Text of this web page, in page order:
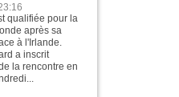
qualifiée pour la
après sa
à l'Irlande.
a inscrit
la rencontre en